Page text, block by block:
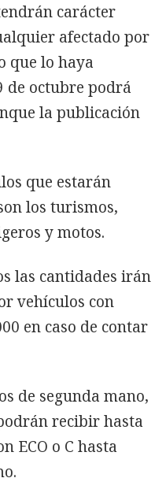
carácter
afectado por
que lo haya
octubre podrá
la publicación
que estarán
los turismos,
y motos.
las cantidades irán
vehículos con
en caso de contar
de segunda mano,
recibir hasta
ECO o C hasta